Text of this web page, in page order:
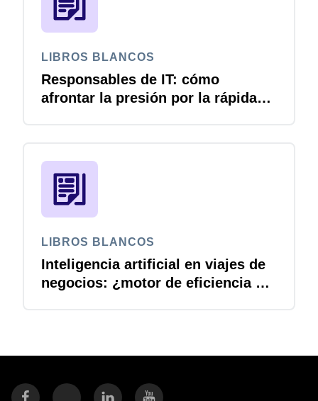
LIBROS BLANCOS
Responsables de IT: cómo
afrontar la presión por la rápida
LIBROS BLANCOS
Inteligencia artificial en viajes de
negocios: ¿motor de eficiencia o